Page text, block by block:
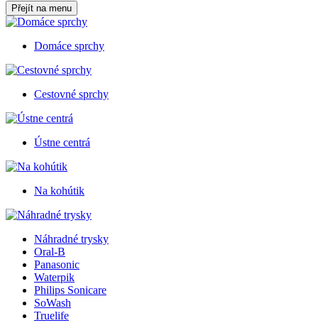
Přejít na menu
Domáce sprchy
Cestovné sprchy
Ústne centrá
Na kohútik
Náhradné trysky
Oral-B
Panasonic
Waterpik
Philips Sonicare
SoWash
Truelife